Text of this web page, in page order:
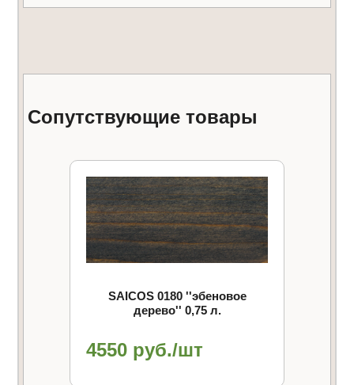
Сопутствующие товары
SAICOS 0180 ''эбеновое
дерево'' 0,75 л.
4550 руб./шт